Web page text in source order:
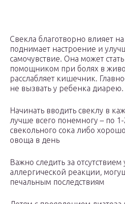
Свекла благотворно влияет
поднимает настроение и
самочувствие. Она может
помощником при болях в
расслабляет кишечник.
не вызвать у ребенка диарею.
Начинать вводить свеклу в
лучше всего понемногу – по
свекольного сока либо
овоща в день
Важно следить за отсутствием
аллергической реакции,
печальным последствиям